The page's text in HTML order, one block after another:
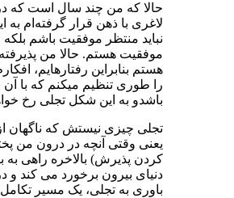
حالا که من چند سال است که
لاغری با ذهن قرار گرفته‌ام
نباید منتظر موفقیت باشم
موفقیت هستم. حالا من پذیرفته
هستم بنابراین رفتارهایم،
را طوری تنظیم میکنم که با
باشدو به این شکل تجلی رخ
تجلی چیزی نيستش که ناگهان
یعنی وقتی آنچه در درون من
کردن پذیرش) بالاخره راهی به
دنیای بیرون برخورد می کند و
باوری به تجلی، یک مسیر